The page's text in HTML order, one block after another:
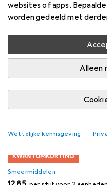
websites of apps.
worden gedeeld met
Alleen
Wettelijke kennisgeving
Vind passende accessoires
cm 11 inch uit de
douche.
Smeermiddelen
KWANTUMKORTING
Smeermiddelen